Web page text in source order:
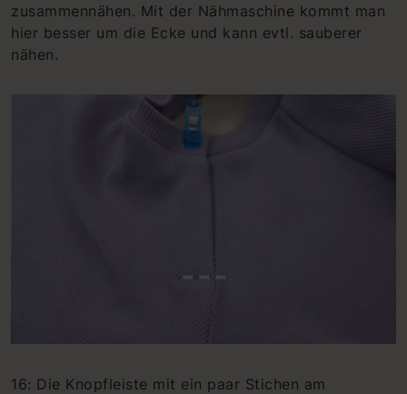
zusammennähen. Mit der Nähmaschine kommt man
hier besser um die Ecke und kann evtl. sauberer
nähen.
16: Die Knopfleiste mit ein paar Stichen am